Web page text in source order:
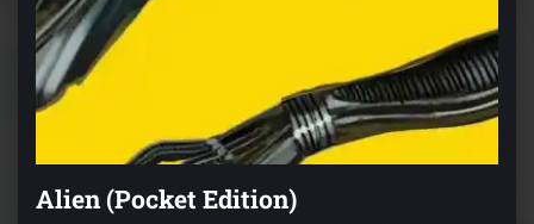
Alien (Pocket Edition)